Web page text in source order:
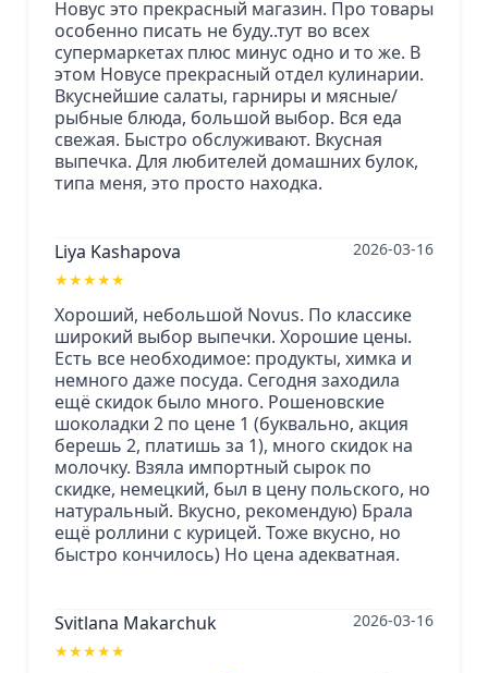
Новус это прекрасный магазин. Про товары
особенно писать не буду..тут во всех
супермаркетах плюс минус одно и то же. В
этом Новусе прекрасный отдел кулинарии.
Вкуснейшие салаты, гарниры и мясные/
рыбные блюда, большой выбор. Вся еда
свежая. Быстро обслуживают. Вкусная
выпечка. Для любителей домашних булок,
типа меня, это просто находка.
Liya Kashapova
★★★★★
2026-03-16
Хороший, небольшой Novus. По классике
широкий выбор выпечки. Хорошие цены.
Есть все необходимое: продукты, химка и
немного даже посуда. Сегодня заходила
ещё скидок было много. Рошеновские
шоколадки 2 по цене 1 (буквально, акция
берешь 2, платишь за 1), много скидок на
молочку. Взяла импортный сырок по
скидке, немецкий, был в цену польского, но
натуральный. Вкусно, рекомендую) Брала
ещё роллини с курицей. Тоже вкусно, но
быстро кончилось) Но цена адекватная.
Svitlana Makarchuk
★★★★★
2026-03-16